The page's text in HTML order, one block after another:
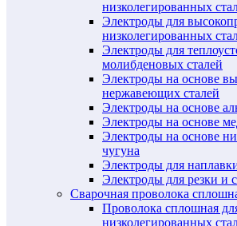
низколегированных
Электроды для
низколегированных
Электроды для
молибденовых сталей
Электроды на основе
нержавеющих сталей
Электроды на основе
Электроды на основе
Электроды на основе
чугуна
Электроды для
Электроды для резки и
Сварочная проволока
Проволока сплошная
низколегированных